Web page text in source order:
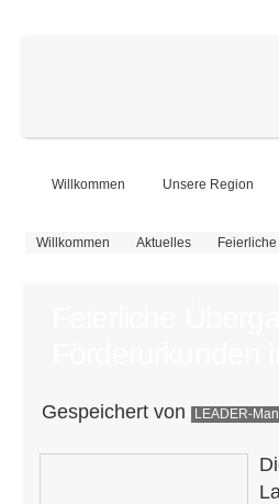
Willkommen Unsere Region
Sie sind hier
Willkommen Aktuelles
Gespeichert von LEADER-